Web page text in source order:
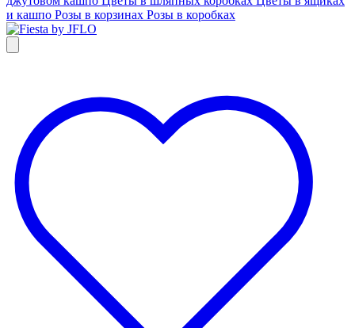
и кашпо Розы в корзинах Розы в коробках